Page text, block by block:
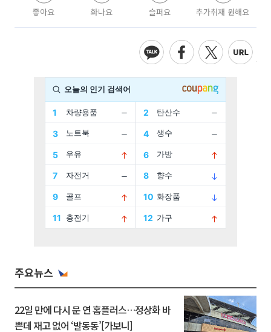
좋아요 화나요 슬퍼요 추가취재 원해요
주요뉴스
22일 만에 다시 문 연 홈플러스…정상화 바
쁜데 재고 없어 ‘발동동’[가보니]